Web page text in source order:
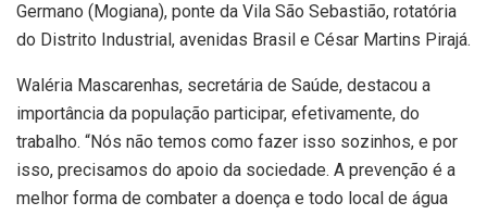
Germano (Mogiana), ponte da Vila São Sebastião, rotatória
do Distrito Industrial, avenidas Brasil e César Martins Pirajá.
Waléria Mascarenhas, secretária de Saúde, destacou a
importância da população participar, efetivamente, do
trabalho. “Nós não temos como fazer isso sozinhos, e por
isso, precisamos do apoio da sociedade. A prevenção é a
melhor forma de combater a doença e todo local de água